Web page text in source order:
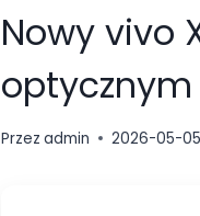
Nowy vivo
optycznym
Przez admin 2026-05-05